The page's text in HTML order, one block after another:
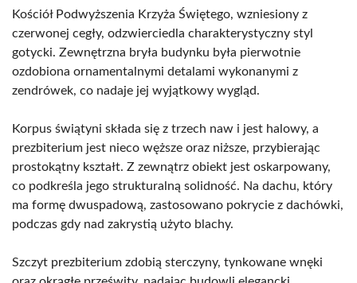
Kościół Podwyższenia Krzyża Świętego, wzniesiony z
czerwonej cegły, odzwierciedla charakterystyczny styl
gotycki. Zewnętrzna bryła budynku była pierwotnie
ozdobiona ornamentalnymi detalami wykonanymi z
zendrówek, co nadaje jej wyjątkowy wygląd.
Korpus świątyni składa się z trzech naw i jest halowy, a
prezbiterium jest nieco węższe oraz niższe, przybierając
prostokątny kształt. Z zewnątrz obiekt jest oskarpowany,
co podkreśla jego strukturalną solidność. Na dachu, który
ma formę dwuspadową, zastosowano pokrycie z dachówki,
podczas gdy nad zakrystią użyto blachy.
Szczyt prezbiterium zdobią sterczyny, tynkowane wnęki